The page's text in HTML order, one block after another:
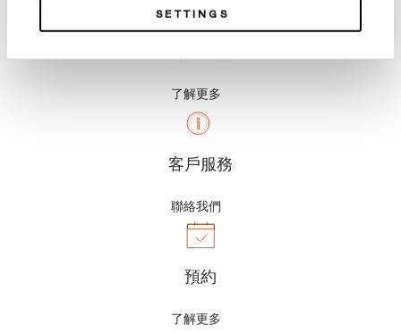
SETTINGS
了解更多
客戶服務
聯絡我們
預約
了解更多